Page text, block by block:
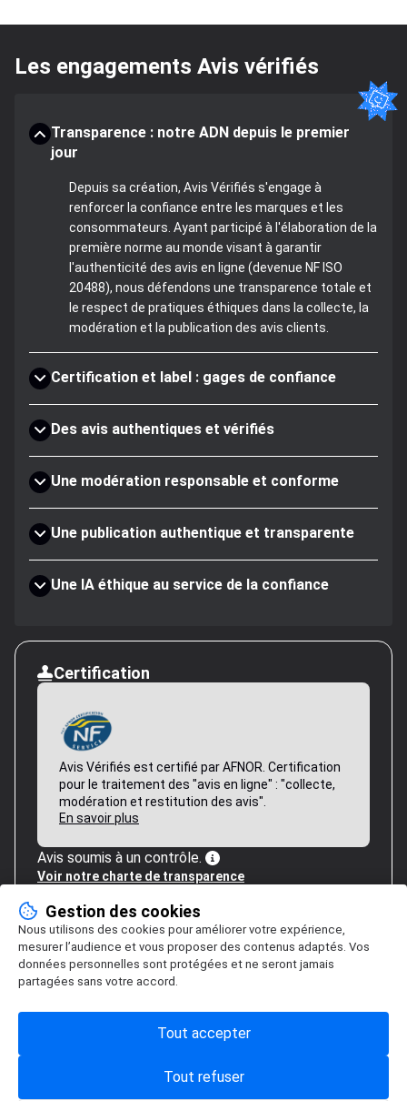
Les engagements Avis vérifiés
Transparence : notre ADN depuis le premier
jour
Depuis sa création, Avis Vérifiés s'engage à
renforcer la confiance entre les marques et les
consommateurs. Ayant participé à l'élaboration de la
première norme au monde visant à garantir
l'authenticité des avis en ligne (devenue NF ISO
20488), nous défendons une transparence totale et
le respect de pratiques éthiques dans la collecte, la
modération et la publication des avis clients.
Certification et label : gages de confiance
Des avis authentiques et vérifiés
Une modération responsable et conforme
Une publication authentique et transparente
Une IA éthique au service de la confiance
Certification
Avis Vérifiés est certifié par AFNOR. Certification
pour le traitement des "avis en ligne" : "collecte,
modération et restitution des avis".
En savoir plus
Avis soumis à un contrôle.
Voir notre charte de transparence
Gestion des cookies
Nous utilisons des cookies pour améliorer votre expérience,
mesurer l’audience et vous proposer des contenus adaptés. Vos
données personnelles sont protégées et ne seront jamais
partagées sans votre accord.
Tout refuser
Tout accepter